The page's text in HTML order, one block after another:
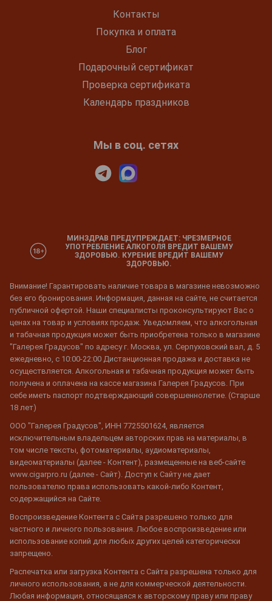
Контакты
Покупка и оплата
Блог
Подарочный сертификат
Проверка сертификата
Календарь праздников
Мы в соц. сетях
МИНЗДРАВ ПРЕДУПРЕЖДАЕТ: ЧРЕЗМЕРНОЕ
УПОТРЕБЛЕНИЕ АЛКОГОЛЯ ВРЕДИТ ВАШЕМУ
ЗДОРОВЬЮ. КУРЕНИЕ ВРЕДИТ ВАШЕМУ
ЗДОРОВЬЮ.
Внимание! Гарантировать наличие товара в магазине невозможно
без его бронирования. Информация, данная на сайте, не считается
публичной офертой. Наши специалисты проконсультируют Вас о
ценах на товар и условиях продаж. Уведомляем, что алкогольная
и табачная продукция может быть приобретена только в магазине
"Галерея Градусов" по адресу г. Москва, ул. Серпуховский вал, д. 5
ежедневно, с 10:00-22:00 Дистанционная продажа и доставка не
осуществляется. Алкогольная и табачная продукция может быть
получена и оплачена на кассе магазина Галерея Градусов. При
себе иметь паспорт подтверждающий совершеннолетие. (Старше
18 лет)
ООО "Галерея Градусов", ИНН 7725501624, является
исключительным владельцем авторских прав на материалы, в
том числе тексты, фотоматериалы, аудиоматериалы,
видеоматериалы (далее - Контент), размещенные на веб-сайте
www.cigarpro.ru (далее - Сайт). Доступ к Сайту не дает
пользователю права использовать какой-либо Контент,
содержащийся на Сайте.
Воспроизведение Контента с Сайта разрешено только для
частного и личного пользования. Любое воспроизведение или
использование копий для любых других целей категорически
запрещено.
Распечатка или загрузка Контента с Сайта разрешена только для
личного использования, а не для коммерческой деятельности.
Любая информация, относящаяся к авторскому праву или праву